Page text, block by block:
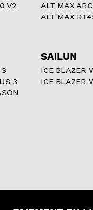
V2
ALTIMAX
ALTIMAX
3
SAILUN
ICE BLAZER
ICE BLAZER